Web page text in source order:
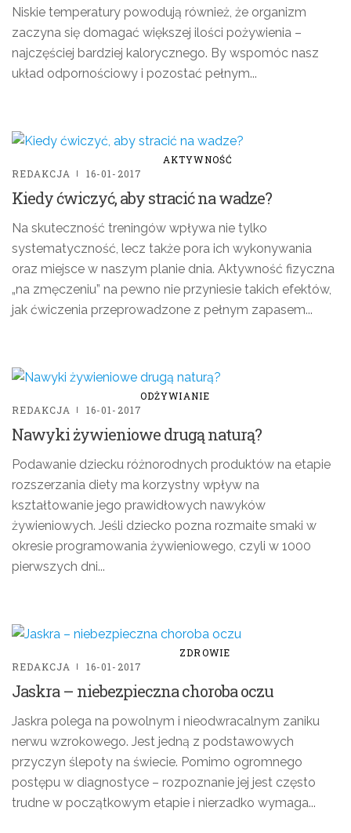
Niskie temperatury powodują również, że organizm
zaczyna się domagać większej ilości pożywienia –
najczęściej bardziej kalorycznego. By wspomóc nasz
układ odpornościowy i pozostać pełnym...
AKTYWNOŚĆ
REDAKCJA
16-01-2017
Kiedy ćwiczyć, aby stracić na wadze?
Na skuteczność treningów wpływa nie tylko
systematyczność, lecz także pora ich wykonywania
oraz miejsce w naszym planie dnia. Aktywność fizyczna
„na zmęczeniu” na pewno nie przyniesie takich efektów,
jak ćwiczenia przeprowadzone z pełnym zapasem...
ODŻYWIANIE
REDAKCJA
16-01-2017
Nawyki żywieniowe drugą naturą?
Podawanie dziecku różnorodnych produktów na etapie
rozszerzania diety ma korzystny wpływ na
kształtowanie jego prawidłowych nawyków
żywieniowych. Jeśli dziecko pozna rozmaite smaki w
okresie programowania żywieniowego, czyli w 1000
pierwszych dni...
ZDROWIE
REDAKCJA
16-01-2017
Jaskra – niebezpieczna choroba oczu
Jaskra polega na powolnym i nieodwracalnym zaniku
nerwu wzrokowego. Jest jedną z podstawowych
przyczyn ślepoty na świecie. Pomimo ogromnego
postępu w diagnostyce – rozpoznanie jej jest często
trudne w początkowym etapie i nierzadko wymaga...